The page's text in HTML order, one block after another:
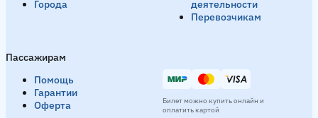
Города
Пассажирам
Помощь
Гарантии
Оферта
деятельности
Перевозчикам
Билет можно купить онлайн и
оплатить картой